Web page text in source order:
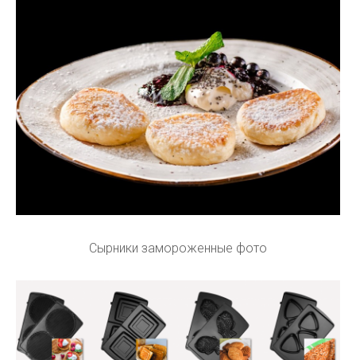
Сырники замороженные фото